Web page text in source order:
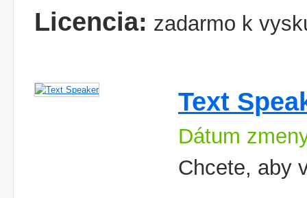
Licencia: zadarmo k
Text
Dátum
Chcete, aby